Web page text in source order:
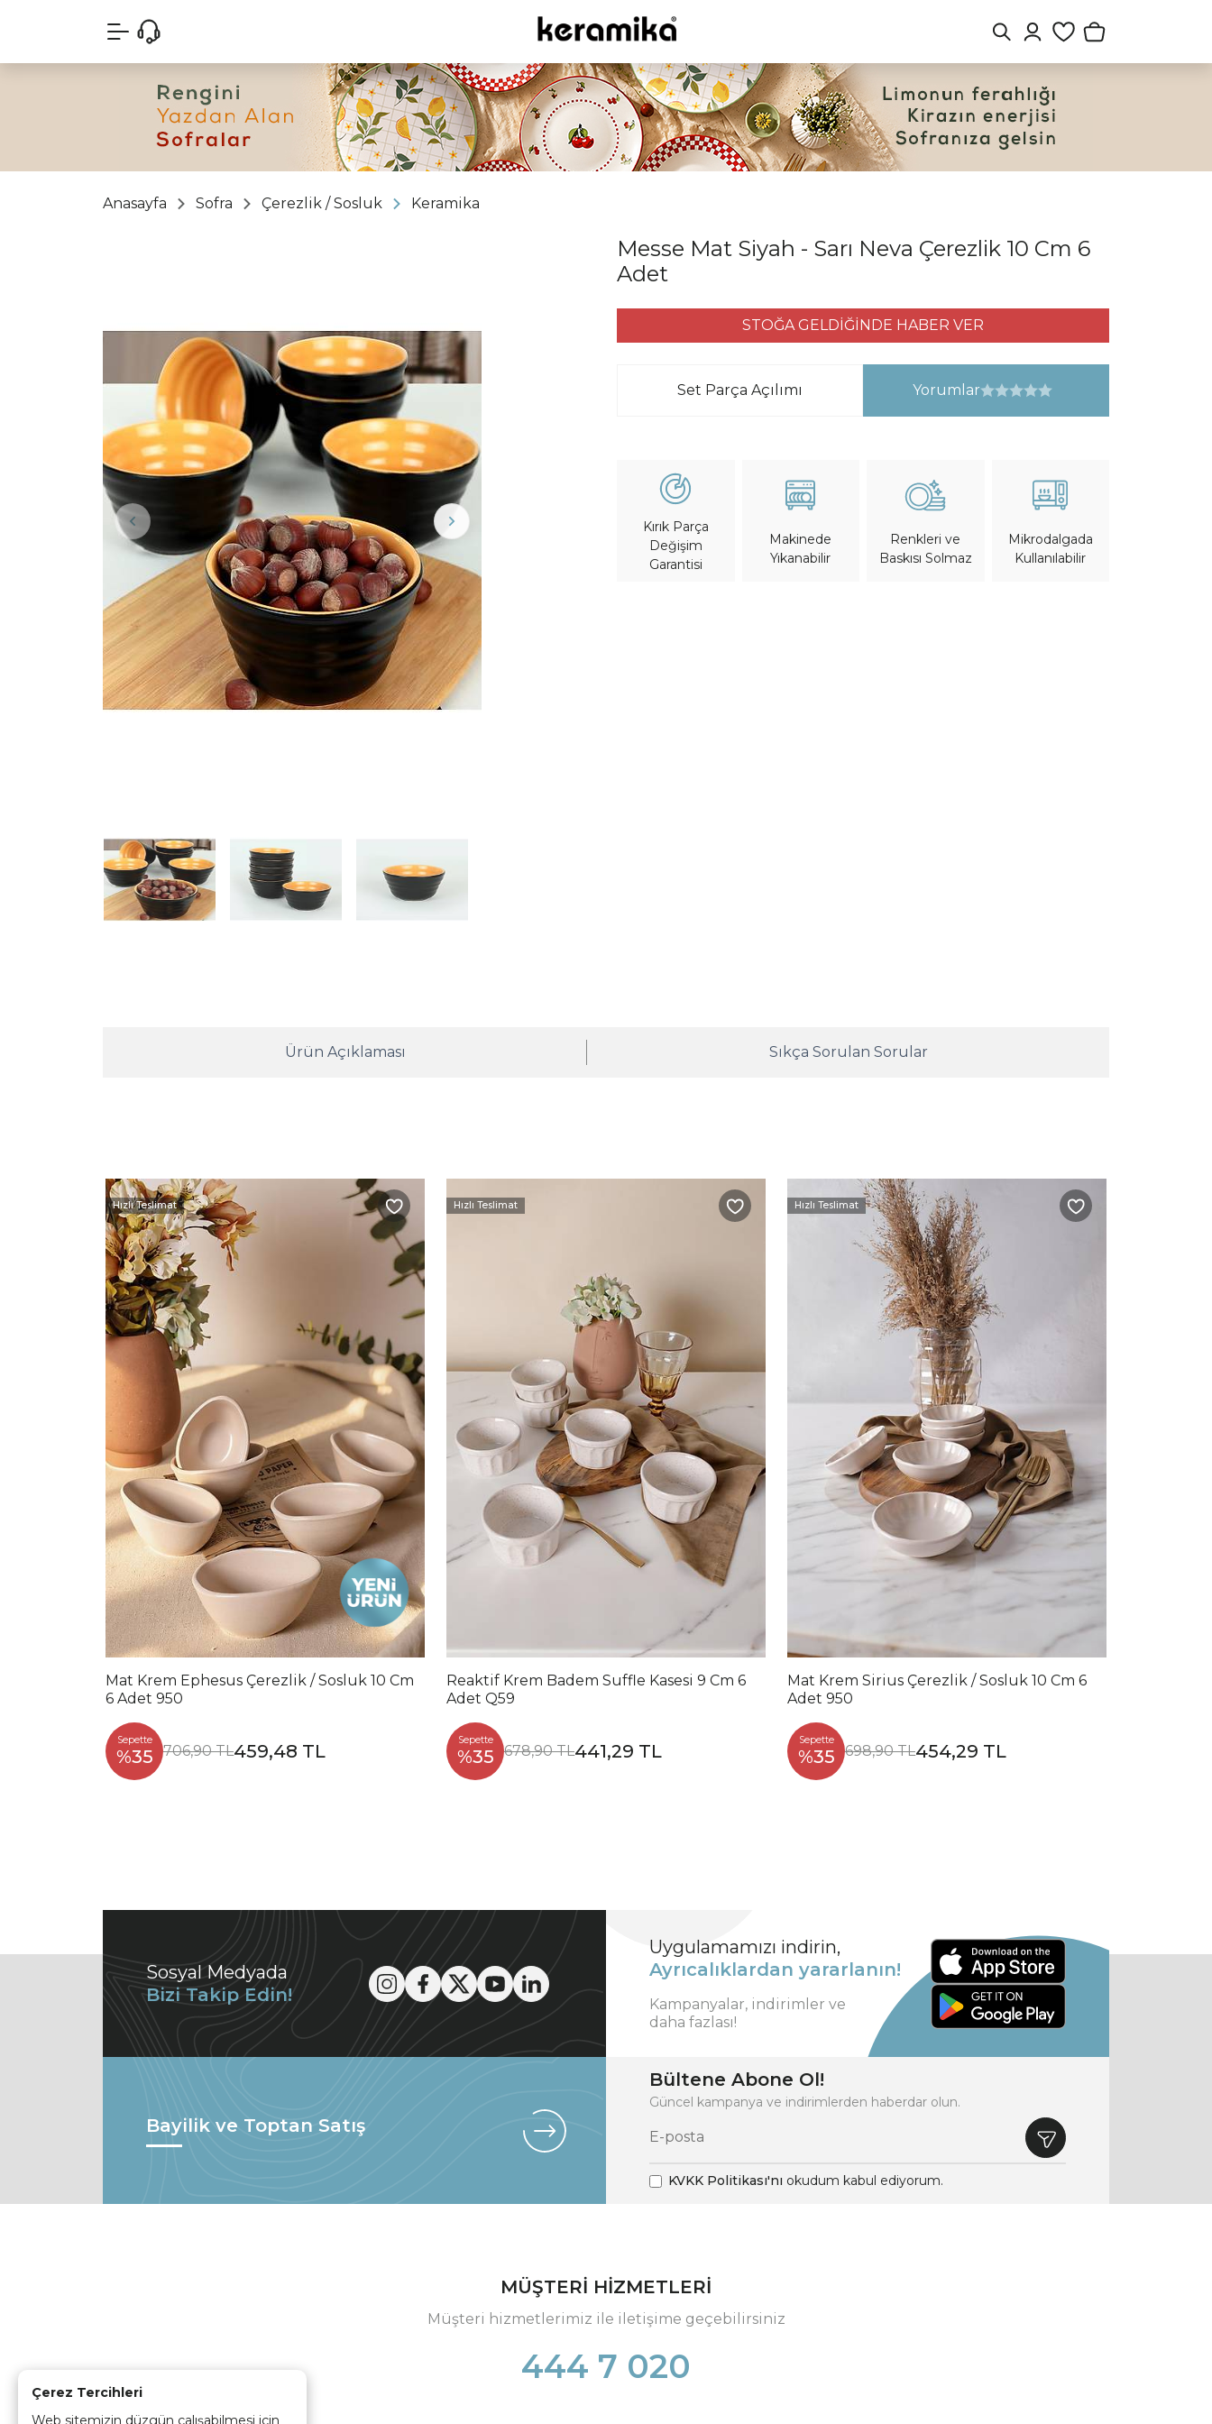
Çerez Tercihleri
Web sitemizin düzgün çalışabilmesi için
Anasayfa Sofra Çerezlik / Sosluk Keramika
Messe Mat Siyah - Sarı Neva Çerezlik 10 Cm 6
Adet
STOĞA GELDİĞİNDE HABER VER
Set Parça Açılımı Yorumlar
Kırık Parça
Değişim
Garantisi
Makinede
Yıkanabilir
Renkleri ve
Baskısı Solmaz
Mikrodalgada
Kullanılabilir
Ürün Açıklaması Sıkça Sorulan Sorular
Hızlı Teslimat
Mat Krem Ephesus Çerezlik / Sosluk 10 Cm
6 Adet 950
Sepette
%35 706,90 TL459,48 TL
Hızlı Teslimat
Reaktif Krem Badem Suffle Kasesi 9 Cm 6
Adet Q59
Sepette
%35 678,90 TL441,29 TL
Hızlı Teslimat
Mat Krem Sirius Çerezlik / Sosluk 10 Cm 6
Adet 950
Sepette
%35 698,90 TL454,29 TL
Sosyal Medyada
Bizi Takip Edin!
Uygulamamızı indirin,
Ayrıcalıklardan yararlanın!
Kampanyalar, indirimler ve
daha fazlası!
Bayilik ve Toptan Satış
Bültene Abone Ol!
Güncel kampanya ve indirimlerden haberdar olun.
KVKK Politikası'nı okudum kabul ediyorum.
MÜŞTERİ HİZMETLERİ
Müşteri hizmetlerimiz ile iletişime geçebilirsiniz
444 7 020